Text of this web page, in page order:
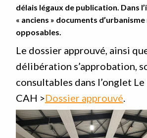
délais légaux de publication. Dans
« anciens » documents
opposables.
Le dossier approuvé, ainsi
délibération s’approbation,
consultables dans l’onglet
CAH >Dossier approuvé.